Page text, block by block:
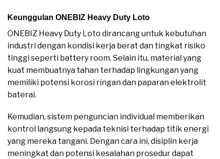
Keunggulan ONEBIZ Heavy Duty Loto
ONEBIZ Heavy Duty Loto dirancang untuk kebutuhan
industri dengan kondisi kerja berat dan tingkat risiko
tinggi seperti battery room. Selain itu, material yang
kuat membuatnya tahan terhadap lingkungan yang
memiliki potensi korosi ringan dan paparan elektrolit
baterai.
Kemudian, sistem penguncian individual memberikan
kontrol langsung kepada teknisi terhadap titik energi
yang mereka tangani. Dengan cara ini, disiplin kerja
meningkat dan potensi kesalahan prosedur dapat